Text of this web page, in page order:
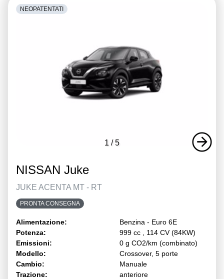
1 /5
NEOPATENTATI
NISSAN Juke
JUKE ACENTA MT - RT
PRONTA CONSEGNA
Alimentazione:
Benzina - Euro 6E
Potenza:
999 cc , 114 CV (84KW)
Emissioni:
0 g CO2/km (combinato)
Modello:
Crossover, 5 porte
Cambio:
Manuale
Trazione:
anteriore